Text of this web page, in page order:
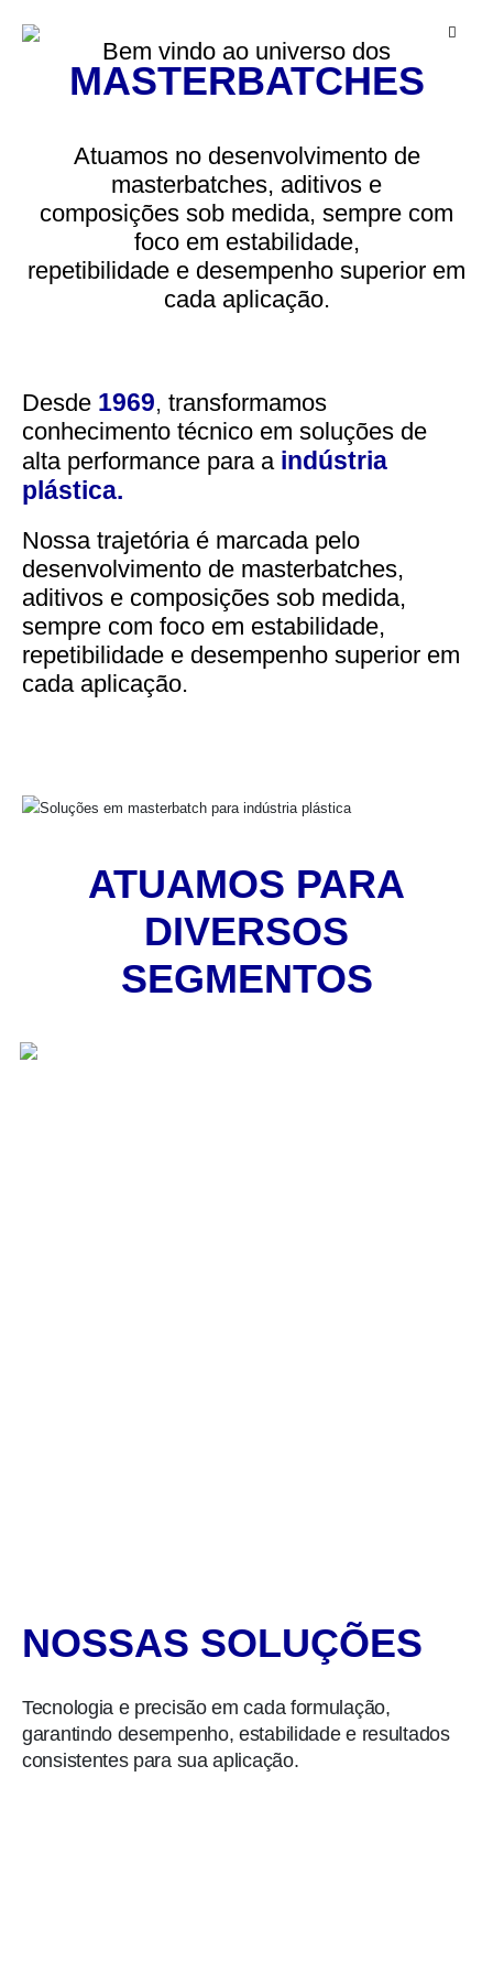
Bem vindo ao universo dos
MASTERBATCHES
Atuamos no desenvolvimento de
masterbatches, aditivos e
composições sob medida, sempre com
foco em estabilidade,
repetibilidade e desempenho superior em
cada aplicação.
Desde 1969, transformamos
conhecimento técnico em soluções de
alta performance para a indústria
plástica.
Nossa trajetória é marcada pelo
desenvolvimento de masterbatches,
aditivos e composições sob medida,
sempre com foco em estabilidade,
repetibilidade e desempenho superior em
cada aplicação.
ATUAMOS PARA
DIVERSOS
SEGMENTOS
NOSSAS SOLUÇÕES
Tecnologia e precisão em cada formulação,
garantindo desempenho, estabilidade e resultados
consistentes para sua aplicação.